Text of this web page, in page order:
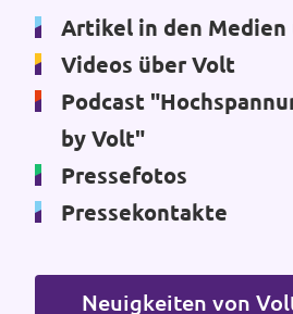
Mache bei uns mit!
Pressemitteilungen
Hochspannung - powered
Leichte Sprache
Jobs bei Volt
Artikel in den Medien
Videos über Volt
Podcast
by Volt"
Pressefotos
Pressekontakte
Neuigkeiten von